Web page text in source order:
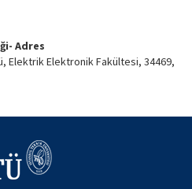
Adres
Elektrik Elektronik Fakültesi, 34469,